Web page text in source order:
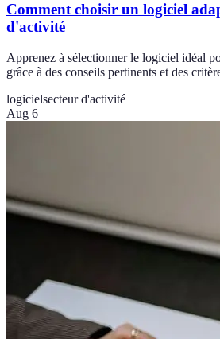
Comment choisir un logiciel
d'activité
Apprenez à sélectionner le logiciel idéal
grâce à des conseils pertinents et des
logicielsecteur d'activité
Aug 6